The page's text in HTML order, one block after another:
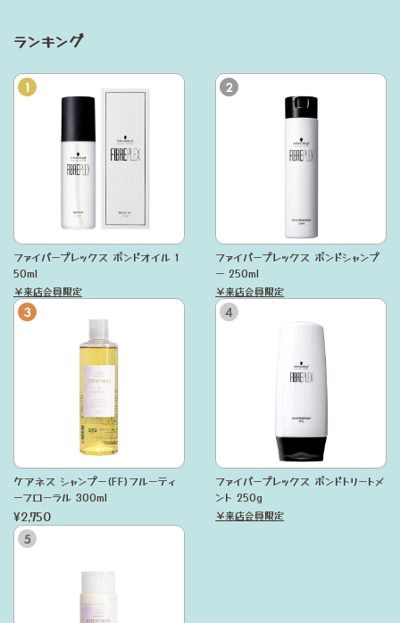
ランキング
ファイバープレックス ボンドオイル 1
50ml
￥来店会員限定
ファイバープレックス ボンドシャンプ
ー 250ml
￥来店会員限定
ケアネス シャンプー(FF)フルーティ
ーフローラル 300ml
¥2,750
ファイバープレックス ボンドトリートメ
ント 250g
￥来店会員限定